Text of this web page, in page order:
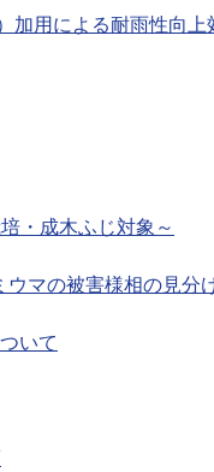
加用による耐雨性向上
・成木ふじ対象～
マの被害様相の見分
いて